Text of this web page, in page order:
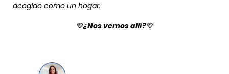
acogido como un hogar.
💜¿Nos vemos allí?💜